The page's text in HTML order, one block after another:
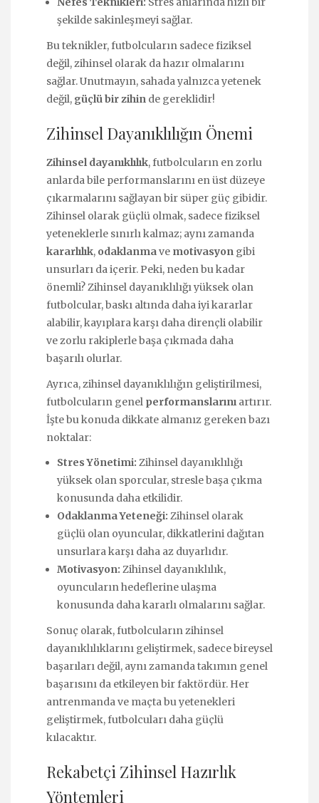
şekilde sakinleşmeyi sağlar.
Bu teknikler, futbolcuların sadece fiziksel
değil, zihinsel olarak da hazır olmalarını
sağlar. Unutmayın, sahada yalnızca yetenek
değil, güçlü bir zihin de gereklidir!
Zihinsel Dayanıklılığın Önemi
Zihinsel dayanıklılık, futbolcuların en zorlu
anlarda bile performanslarını en üst düzeye
çıkarmalarını sağlayan bir süper güç gibidir.
Zihinsel olarak güçlü olmak, sadece fiziksel
yeteneklerle sınırlı kalmaz; aynı zamanda
kararlılık, odaklanmave motivasyon gibi
unsurları da içerir. Peki, neden bu kadar
önemli? Zihinsel dayanıklılığı yüksek olan
futbolcular, baskı altında daha iyi kararlar
alabilir, kayıplara karşı daha dirençli olabilir
ve zorlu rakiplerle başa çıkmada daha
başarılı olurlar.
Ayrıca, zihinsel dayanıklılığın geliştirilmesi,
futbolcuların genel performanslarını artırır.
İşte bu konuda dikkate almanız gereken bazı
noktalar:
Stres Yönetimi: Zihinsel dayanıklılığı
yüksek olan sporcular, stresle başa çıkma
konusunda daha etkilidir.
Odaklanma Yeteneği: Zihinsel olarak
güçlü olan oyuncular, dikkatlerini dağıtan
unsurlara karşı daha az duyarlıdır.
Motivasyon: Zihinsel dayanıklılık,
oyuncuların hedeflerine ulaşma
konusunda daha kararlı olmalarını sağlar.
Sonuç olarak, futbolcuların zihinsel
dayanıklılıklarını geliştirmek, sadece bireysel
başarıları değil, aynı zamanda takımın genel
başarısını da etkileyen bir faktördür. Her
antrenmanda ve maçta bu yetenekleri
geliştirmek, futbolcuları daha güçlü
kılacaktır.
Rekabetçi Zihinsel Hazırlık
Yöntemleri